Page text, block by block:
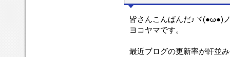
皆さんこんぱんだ♪ヾ(●ω●)
ヨコヤマです。
最近ブログの更新率が軒並